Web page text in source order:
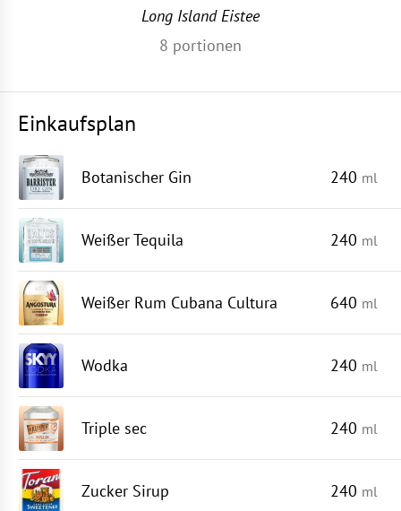
Long Island Eistee
8 portionen
Einkaufsplan
Botanischer Gin 240 ml
Weißer Tequila 240 ml
Weißer Rum Cubana Cultura 640 ml
Wodka 240 ml
Triple sec 240 ml
Zucker Sirup 240 ml